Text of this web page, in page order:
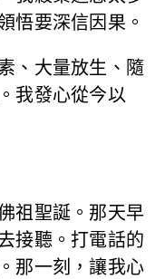
悟要深信因果。
、大量放生、隨
我發心從今以
祖聖誕。那天早
接聽。打電話的
那一刻，讓我心